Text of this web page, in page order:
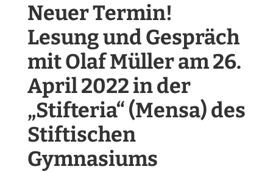
Neuer Termin!
Lesung und Gespräch
mit Olaf Müller am 26.
April 2022 in der
„Stifteria“ (Mensa) des
Stiftischen
Gymnasiums